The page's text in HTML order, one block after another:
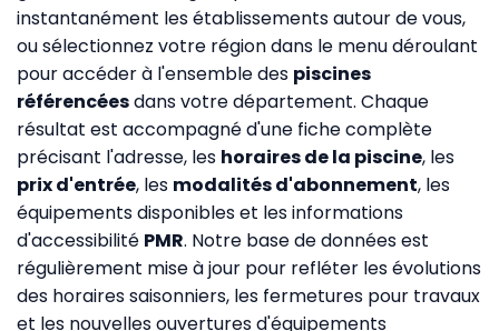
instantanément les établissements autour de vous,
ou sélectionnez votre région dans le menu déroulant
pour accéder à l'ensemble des piscines
référencéesdans votre département. Chaque
résultat est accompagné d'une fiche complète
précisant l'adresse, les horaires de la piscine, les
prix d'entrée, les modalités d'abonnement, les
équipements disponibles et les informations
d'accessibilité PMR. Notre base de données est
régulièrement mise à jour pour refléter les évolutions
des horaires saisonniers, les fermetures pour travaux
et les nouvelles ouvertures d'équipements